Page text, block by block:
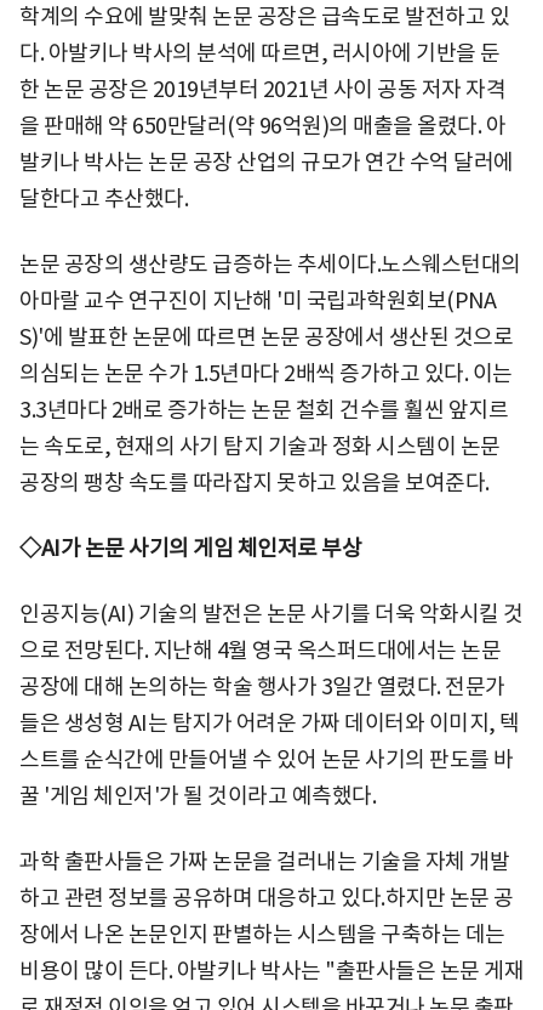
학계의 수요에 발맞춰 논문 공장은 급속도로 발전하고 있
다. 아발키나 박사의 분석에 따르면, 러시아에 기반을 둔
한 논문 공장은 2019년부터 2021년 사이 공동 저자 자격
을 판매해 약 650만달러(약 96억원)의 매출을 올렸다. 아
발키나 박사는 논문 공장 산업의 규모가 연간 수억 달러에
달한다고 추산했다.
논문 공장의 생산량도 급증하는 추세이다.노스웨스턴대의
아마랄 교수 연구진이 지난해 '미 국립과학원회보(PNA
S)'에 발표한 논문에 따르면 논문 공장에서 생산된 것으로
의심되는 논문 수가 1.5년마다 2배씩 증가하고 있다. 이는
3.3년마다 2배로 증가하는 논문 철회 건수를 훨씬 앞지르
는 속도로, 현재의 사기 탐지 기술과 정화 시스템이 논문
공장의 팽창 속도를 따라잡지 못하고 있음을 보여준다.
◇AI가 논문 사기의 게임 체인저로 부상
인공지능(AI) 기술의 발전은 논문 사기를 더욱 악화시킬 것
으로 전망된다. 지난해 4월 영국 옥스퍼드대에서는 논문
공장에 대해 논의하는 학술 행사가 3일간 열렸다. 전문가
들은 생성형 AI는 탐지가 어려운 가짜 데이터와 이미지, 텍
스트를 순식간에 만들어낼 수 있어 논문 사기의 판도를 바
꿀 '게임 체인저'가 될 것이라고 예측했다.
과학 출판사들은 가짜 논문을 걸러내는 기술을 자체 개발
하고 관련 정보를 공유하며 대응하고 있다.하지만 논문 공
장에서 나온 논문인지 판별하는 시스템을 구축하는 데는
비용이 많이 든다. 아발키나 박사는 "출판사들은 논문 게재